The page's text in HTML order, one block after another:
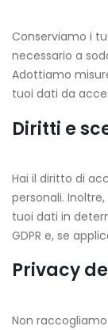
Conserviamo i
necessario a
Adottiamo
tuoi dati da
Diritti e
Hai il diritto di
personali.
tuoi dati in
GDPR e, se
Privacy
Non